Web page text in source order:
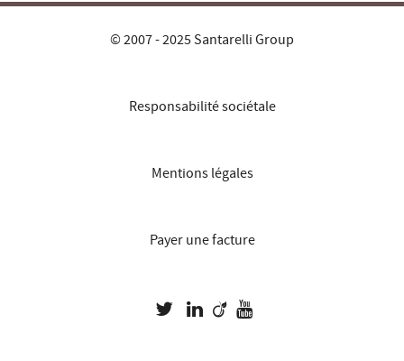
© 2007 - 2025 Santarelli Group
Responsabilité sociétale
Mentions légales
Payer une facture